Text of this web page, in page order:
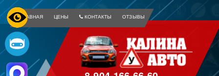
ГЛАВНАЯ ЦЕНЫ КОНТАКТЫ ОТЗЫВЫ